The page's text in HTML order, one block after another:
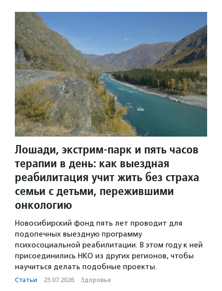
Лошади, экстрим-парк и пять часов
терапии в день: как выездная
реабилитация учит жить без страха
семьи с детьми, пережившими
онкологию
Новосибирский фонд пять лет проводит для
подопечных выездную программу
психосоциальной реабилитации. В этом году к ней
присоединились НКО из других регионов, чтобы
научиться делать подобные проекты.
Статьи · 23.07.2026 · Здоровье